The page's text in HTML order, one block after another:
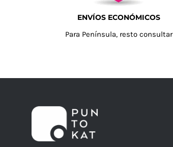
ENVÍOS ECONÓMICOS
Para Península, resto consultar